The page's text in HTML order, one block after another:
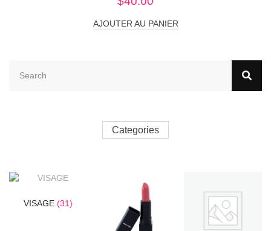
AJOUTER AU PANIER
Categories
VISAGE(31)